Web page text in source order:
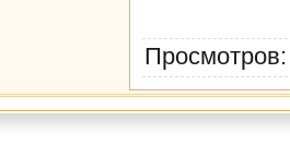
Просмотров